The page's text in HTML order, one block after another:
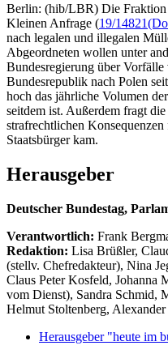
Berlin: (hib/LBR) Die
Kleinen Anfrage (19/14821
nach legalen und illegalen
Abgeordneten wollen unter
Bundesregierung über
Bundesrepublik nach Polen
hoch das jährliche Volumen
seitdem ist. Außerdem fragt
strafrechtlichen
Staatsbürger kam.
Herausgeber
Deutscher Bundestag,
Verantwortlich: Frank
Redaktion: Lisa Brüßler,
(stellv. Chefredakteur), Nina
Claus Peter Kosfeld, Johanna
vom Dienst), Sandra Schmid,
Helmut Stoltenberg,
Herausgeber "heute im